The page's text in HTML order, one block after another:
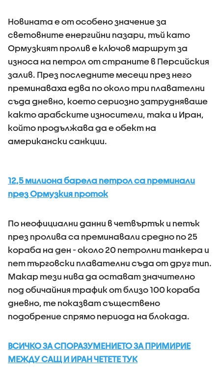
Новината е от особено значение за
световните енергийни пазари, тъй като
Ормузкият пролив е ключов маршрут за
износа на петрол от страните в Персийския
залив. През последните месеци през него
преминаваха едва по около три плавателни
съда дневно, което сериозно затрудняваше
както арабските износители, така и Иран,
който продължава да е обект на
американски санкции.
12,5 милиона барела петрол са преминали
през Ормузкия проток
По неофициални данни в четвъртък и петък
през пролива са преминавали средно по 25
кораба на ден - около 20 петролни танкера и
пет търговски плавателни съда от друг тип.
Макар тези нива да остават значително
под обичайния трафик от близо 100 кораба
дневно, те показват съществено
подобрение спрямо периода на блокада.
ВСИЧКО ЗА СПОРАЗУМЕНИЕТО ЗА ПРИМИРИЕ
МЕЖДУ САЩ И ИРАН ЧЕТЕТЕ ТУК